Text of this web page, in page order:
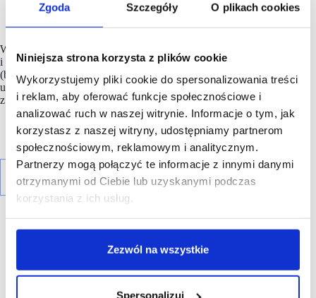
Zgoda Szczegóły O plikach cookies
Niniejsza strona korzysta z plików cookie
Wykorzystujemy pliki cookie do spersonalizowania treści
i reklam, aby oferować funkcje społecznościowe i
analizować ruch w naszej witrynie. Informacje o tym, jak
korzystasz z naszej witryny, udostępniamy partnerom
społecznościowym, reklamowym i analitycznym.
Partnerzy mogą połączyć te informacje z innymi danymi
otrzymanymi od Ciebie lub uzyskanymi podczas
korzystania z ich usług.
Zezwól na wszystkie
Spersonalizuj
wspierająca wygodę i dobre nawyki, z naciskiem
Współpraca z EURO26 łączy ubezpieczenie podróżne
i międzynarodowe zniżki z ofertą produktową marki
(bielizna i odzież), tworząc program, który zwiększa wartość
uczestnictwa, nagradza zaangażowanie i rozwija się wraz
z potrzebami użytkowników.